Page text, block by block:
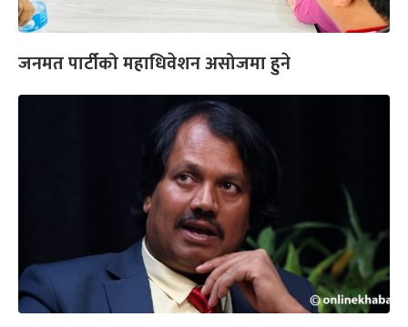
जनमत पार्टीको महाधिवेशन असोजमा हुने